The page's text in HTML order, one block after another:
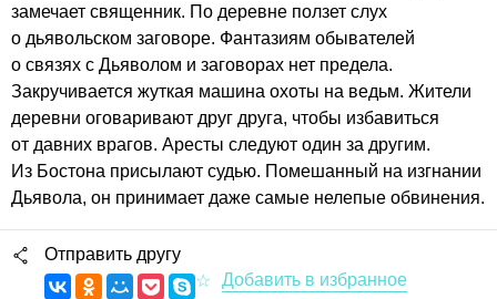
замечает священник. По деревне ползет слух
о дьявольском заговоре. Фантазиям обывателей
о связях с Дьяволом и заговорах нет предела.
Закручивается жуткая машина охоты на ведьм. Жители
деревни оговаривают друг друга, чтобы избавиться
от давних врагов. Аресты следуют один за другим.
Из Бостона присылают судью. Помешанный на изгнании
Дьявола, он принимает даже самые нелепые обвинения.
Отправить другу